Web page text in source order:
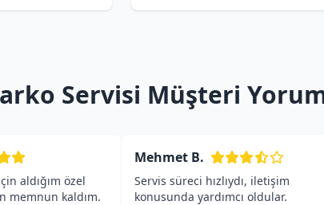
Servisi Müşteri
aldığım özel
memnun kaldım.
Mehmet B.
Servis süreci hızlıydı, iletişim
konusunda yardımcı oldular.